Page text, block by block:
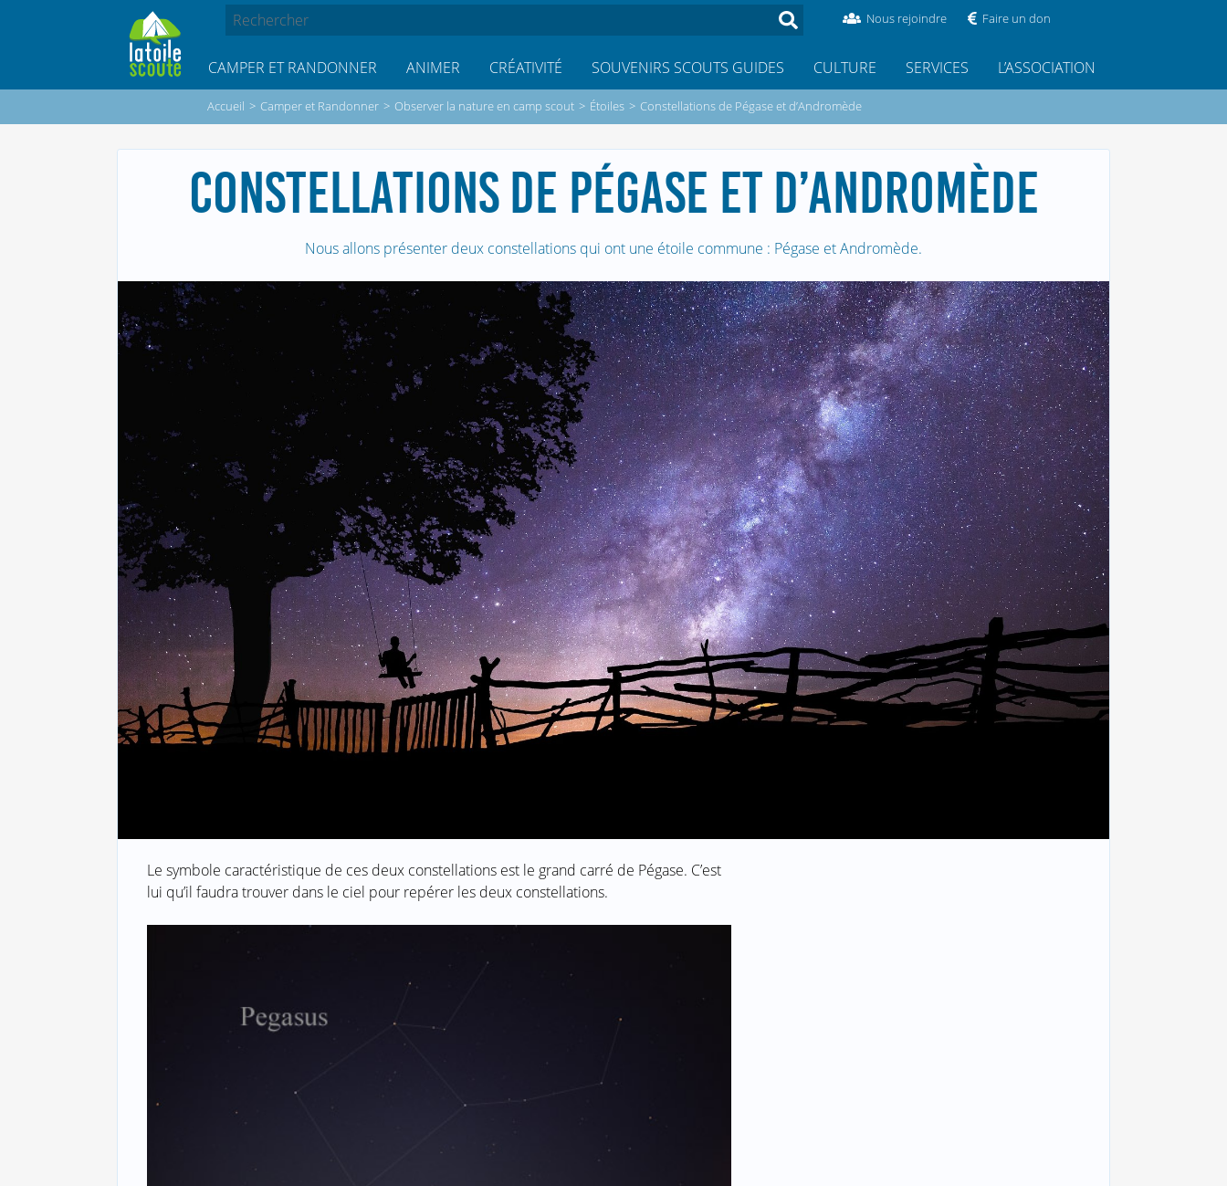
Nous rejoindre Faire un don
CAMPER ET RANDONNER ANIMER CRÉATIVITÉ SOUVENIRS SCOUTS GUIDES CULTURE SERVICES L’ASSOCIATION
Accueil > Camper et Randonner > Observer la nature en camp scout > Étoiles > Constellations de Pégase et d’Andromède
CONSTELLATIONS DE PÉGASE ET D’ANDROMÈDE
Nous allons présenter deux constellations qui ont une étoile commune : Pégase et Andromède.
Le symbole caractéristique de ces deux constellations est le grand carré de Pégase. C’est
lui qu’il faudra trouver dans le ciel pour repérer les deux constellations.